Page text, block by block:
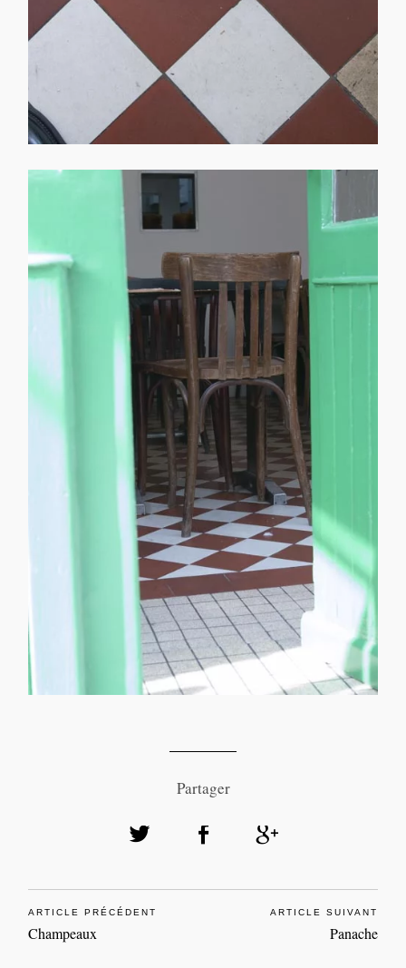
Partager
ARTICLE PRÉCÉDENT
Champeaux
ARTICLE SUIVANT
Panache